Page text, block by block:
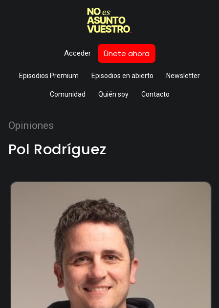
Acceder Únete ahora
Episodios Premium Episodios en abierto Newsletter
Comunidad Quién soy Contacto
Opiniones
Pol Rodríguez